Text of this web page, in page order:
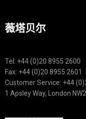
薇塔贝尔
Tel: +44 (0)20 8955 2600
Fax: +44 (0)20 8955 2601
Customer Service: +44
1 Apsley Way, London